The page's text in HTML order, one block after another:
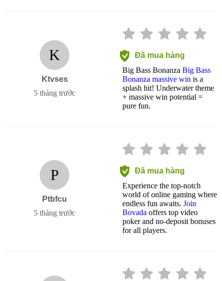
K
Ktvses
5 tháng trước
Đã mua hàng
Big Bass Bonanza Big Bass
Bonanza massive win is a
splash hit! Underwater theme
+ massive win potential =
pure fun.
P
Ptbfcu
5 tháng trước
Đã mua hàng
Experience the top-notch
world of online gaming where
endless fun awaits. Join
Bovada offers top video
poker and no-deposit bonuses
for all players.